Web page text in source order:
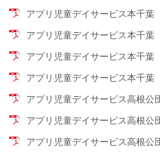
アプリ児童デイサービス本千葉
アプリ児童デイサービス本千葉
アプリ児童デイサービス本千葉
アプリ児童デイサービス本千葉
アプリ児童デイサービス高根公
アプリ児童デイサービス高根公
アプリ児童デイサービス高根公